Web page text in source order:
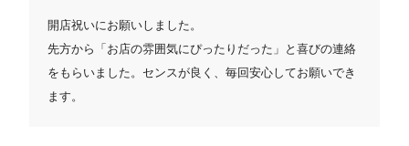
開店祝いにお願いしました。
先方から「お店の雰囲気にぴったりだった」と喜びの連絡
をもらいました。センスが良く、毎回安心してお願いでき
ます。